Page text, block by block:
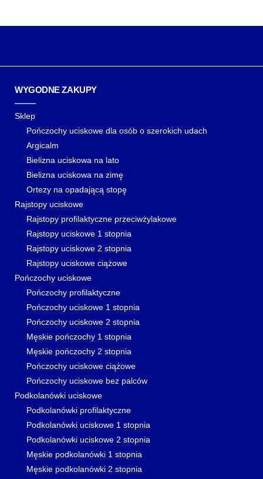
WYGODNE ZAKUPY
Sklep
Pończochy uciskowe dla osób o szerokich udach
Argicalm
Bielizna uciskowa na lato
Bielizna uciskowa na zimę
Ortezy na opadającą stopę
Rajstopy uciskowe
Rajstopy profilaktyczne przeciwżylakowe
Rajstopy uciskowe 1 stopnia
Rajstopy uciskowe 2 stopnia
Rajstopy uciskowe ciążowe
Pończochy uciskowe
Pończochy profilaktyczne
Pończochy uciskowe 1 stopnia
Pończochy uciskowe 2 stopnia
Męskie pończochy 1 stopnia
Męskie pończochy 2 stopnia
Pończochy uciskowe ciążowe
Pończochy uciskowe bez palców
Podkolanówki uciskowe
Podkolanówki profilaktyczne
Podkolanówki uciskowe 1 stopnia
Podkolanówki uciskowe 2 stopnia
Męskie podkolanówki 1 stopnia
Męskie podkolanówki 2 stopnia